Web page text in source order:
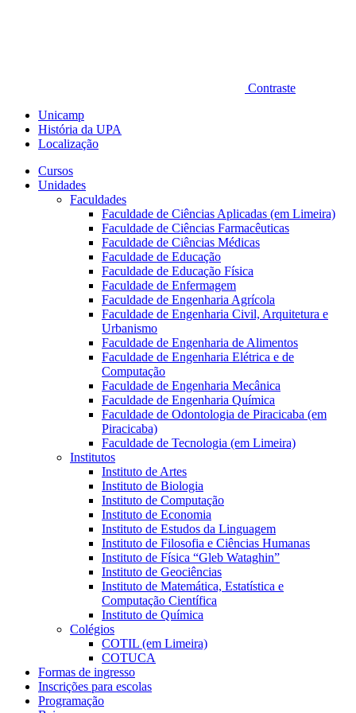
Contraste
Unicamp
História da UPA
Localização
Cursos
Unidades
Faculdades
Faculdade de Ciências Aplicadas (em Limeira)
Faculdade de Ciências Farmacêuticas
Faculdade de Ciências Médicas
Faculdade de Educação
Faculdade de Educação Física
Faculdade de Enfermagem
Faculdade de Engenharia Agrícola
Faculdade de Engenharia Civil, Arquitetura e
Urbanismo
Faculdade de Engenharia de Alimentos
Faculdade de Engenharia Elétrica e de
Computação
Faculdade de Engenharia Mecânica
Faculdade de Engenharia Química
Faculdade de Odontologia de Piracicaba (em
Piracicaba)
Faculdade de Tecnologia (em Limeira)
Institutos
Instituto de Artes
Instituto de Biologia
Instituto de Computação
Instituto de Economia
Instituto de Estudos da Linguagem
Instituto de Filosofia e Ciências Humanas
Instituto de Física “Gleb Wataghin”
Instituto de Geociências
Instituto de Matemática, Estatística e
Computação Científica
Instituto de Química
Colégios
COTIL (em Limeira)
COTUCA
Formas de ingresso
Inscrições para escolas
Programação